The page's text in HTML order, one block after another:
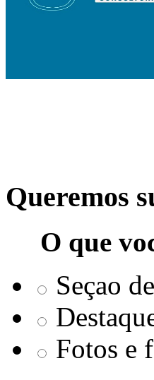
Queremos
O que
Seçao
Fotos e